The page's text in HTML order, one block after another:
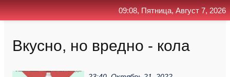
Вкусно, но вредно - кола
09:08, Пятница, Август 7, 2026